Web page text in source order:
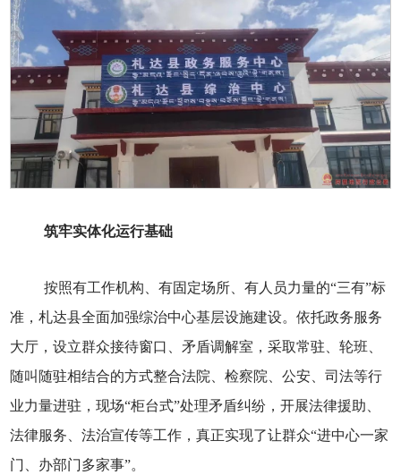
筑牢实体化运行基础
按照有工作机构、有固定场所、有人员力量的“三有”标
准，札达县全面加强综治中心基层设施建设。依托政务服务
大厅，设立群众接待窗口、矛盾调解室，采取常驻、轮班、
随叫随驻相结合的方式整合法院、检察院、公安、司法等行
业力量进驻，现场“柜台式”处理矛盾纠纷，开展法律援助、
法律服务、法治宣传等工作，真正实现了让群众“进中心一家
门、办部门多家事”。